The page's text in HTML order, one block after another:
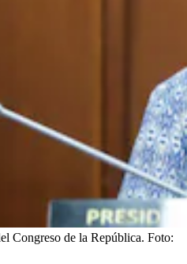
Congreso de la República. Foto: